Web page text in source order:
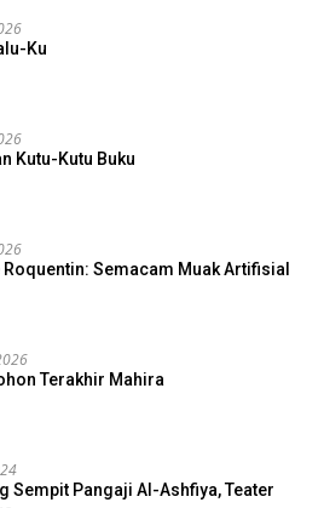
Ku
Kutu-Kutu Buku
Semacam Muak Artifisial
Terakhir Mahira
Sempit Pangaji Al-Ashfiya, Teater